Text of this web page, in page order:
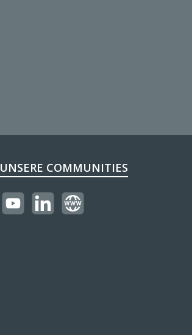
UNSERE COMMUNITIES
https://youtube.com/
LinkedInWebsite